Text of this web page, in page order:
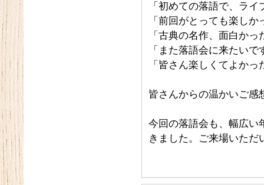
「初めての落語で、ラ
「前回がとっても楽し
「古典の名作、面白か
「また落語会に来たいで
「皆さん楽しくてよか
皆さんからの温かいご感
今回の落語会も、幅広い
きました。ご来場いただ